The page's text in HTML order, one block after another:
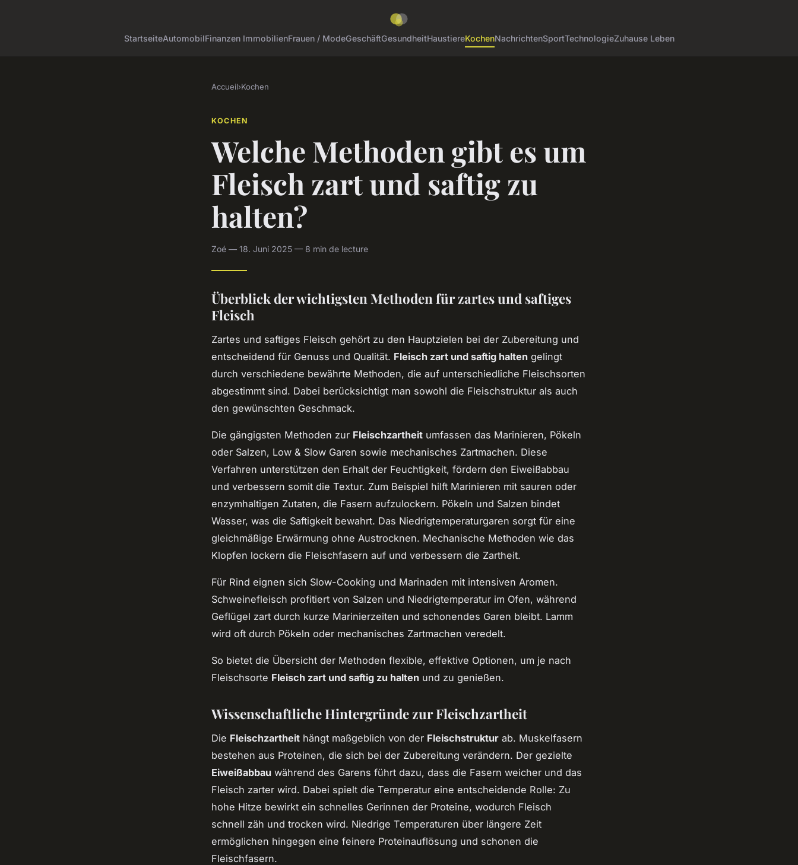
StartseiteAutomobilFinanzen ImmobilienFrauen / ModeGeschäftGesundheitHaustiereKochenNachrichtenSportTechnologieZuhause Leben
Accueil›Kochen
KOCHEN
Welche Methoden gibt es um
Fleisch zart und saftig zu
halten?
Zoé — 18. Juni 2025 — 8 min de lecture
Überblick der wichtigsten Methoden für zartes und saftiges
Fleisch
Zartes und saftiges Fleisch gehört zu den Hauptzielen bei der Zubereitung und
entscheidend für Genuss und Qualität. Fleisch zart und saftig halten gelingt
durch verschiedene bewährte Methoden, die auf unterschiedliche Fleischsorten
abgestimmt sind. Dabei berücksichtigt man sowohl die Fleischstruktur als auch
den gewünschten Geschmack.
Die gängigsten Methoden zur Fleischzartheit umfassen das Marinieren, Pökeln
oder Salzen, Low & Slow Garen sowie mechanisches Zartmachen. Diese
Verfahren unterstützen den Erhalt der Feuchtigkeit, fördern den Eiweißabbau
und verbessern somit die Textur. Zum Beispiel hilft Marinieren mit sauren oder
enzymhaltigen Zutaten, die Fasern aufzulockern. Pökeln und Salzen bindet
Wasser, was die Saftigkeit bewahrt. Das Niedrigtemperaturgaren sorgt für eine
gleichmäßige Erwärmung ohne Austrocknen. Mechanische Methoden wie das
Klopfen lockern die Fleischfasern auf und verbessern die Zartheit.
Für Rind eignen sich Slow-Cooking und Marinaden mit intensiven Aromen.
Schweinefleisch profitiert von Salzen und Niedrigtemperatur im Ofen, während
Geflügel zart durch kurze Marinierzeiten und schonendes Garen bleibt. Lamm
wird oft durch Pökeln oder mechanisches Zartmachen veredelt.
So bietet die Übersicht der Methoden flexible, effektive Optionen, um je nach
Fleischsorte Fleisch zart und saftig zu halten und zu genießen.
Wissenschaftliche Hintergründe zur Fleischzartheit
Die Fleischzartheit hängt maßgeblich von der Fleischstruktur ab. Muskelfasern
bestehen aus Proteinen, die sich bei der Zubereitung verändern. Der gezielte
Eiweißabbau während des Garens führt dazu, dass die Fasern weicher und das
Fleisch zarter wird. Dabei spielt die Temperatur eine entscheidende Rolle: Zu
hohe Hitze bewirkt ein schnelles Gerinnen der Proteine, wodurch Fleisch
schnell zäh und trocken wird. Niedrige Temperaturen über längere Zeit
ermöglichen hingegen eine feinere Proteinauflösung und schonen die
Fleischfasern.